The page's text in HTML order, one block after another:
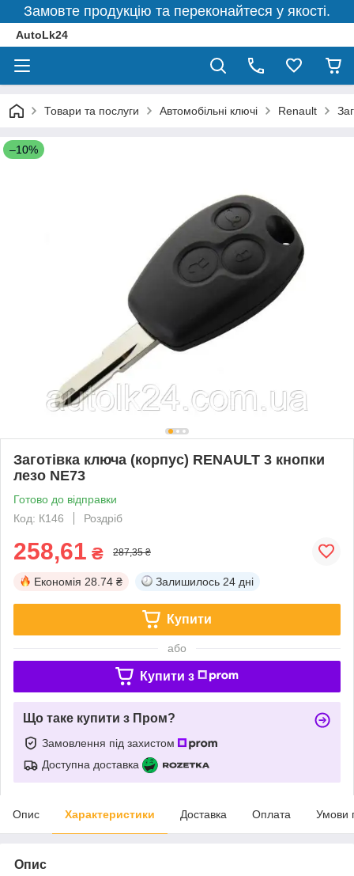
Замовте продукцію та переконайтеся у якості.
AutoLk24
Товари та послуги Автомобільні ключі Renault
–10%
Заготівка ключа (корпус) RENAULT 3 кнопки
лезо NE73
Готово до відправки
Код: К146
Роздріб
258,61 ₴ 287,35 ₴
Економія 28.74 ₴ Залишилось 24 дні
Купити
або
Купити з
Що таке купити з Пром?
Замовлення під захистом
Доступна доставка
Опис Характеристики Доставка Оплата Умови
Опис